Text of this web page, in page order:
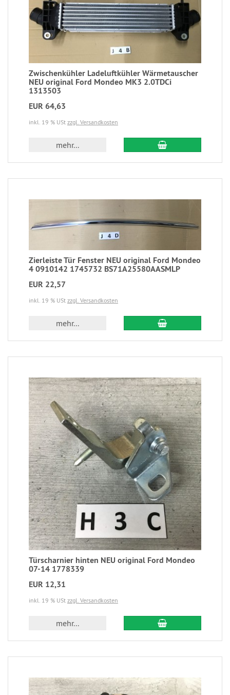
Zwischenkühler Ladeluftkühler Wärmetauscher
NEU original Ford Mondeo MK3 2.0TDCi
1313503
EUR 64,63
inkl. 19 % USt zzgl. Versandkosten
mehr...
Zierleiste Tür Fenster NEU original Ford Mondeo
4 0910142 1745732 BS71A25580AASMLP
EUR 22,57
inkl. 19 % USt zzgl. Versandkosten
mehr...
Türscharnier hinten NEU original Ford Mondeo
07-14 1778339
EUR 12,31
inkl. 19 % USt zzgl. Versandkosten
mehr...